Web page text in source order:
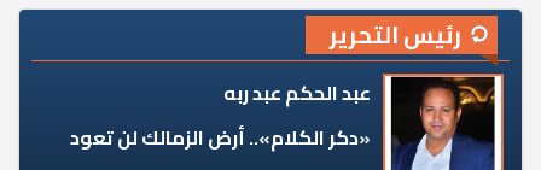
رئيس التحرير
عبد الحكم عبد ربه
«دكر الكلام».. أرض الزمالك لن تعود